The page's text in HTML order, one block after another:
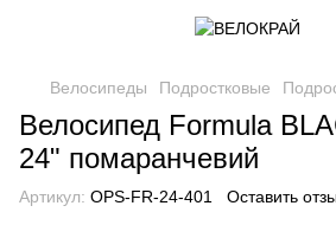
Велосипеды Подростковые
Велосипед Formula
24" помаранчевий
Артикул: OPS-FR-24-401 Оставить